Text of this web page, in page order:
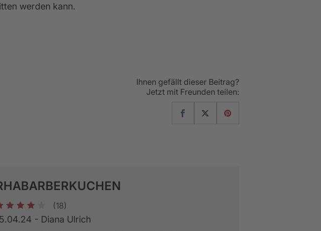
werden kann.
Ihnen gefällt dieser Beitrag?
Jetzt mit Freunden teilen:
2 3 4 (18)
- Diana Ulrich